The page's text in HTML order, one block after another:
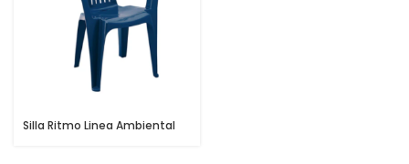
Silla Ritmo Linea Ambiental